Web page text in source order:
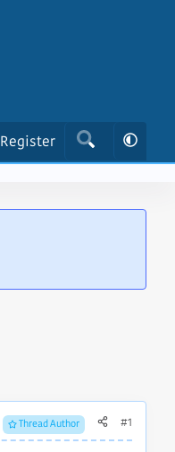
Register
Thread Author #1